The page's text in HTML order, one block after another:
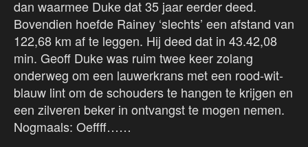
dan waarmee Duke dat 35 jaar eerder deed.
Bovendien hoefde Rainey ‘slechts’ een afstand van
122,68 km af te leggen. Hij deed dat in 43.42,08
min. Geoff Duke was ruim twee keer zolang
onderweg om een lauwerkrans met een rood-wit-
blauw lint om de schouders te hangen te krijgen en
een zilveren beker in ontvangst te mogen nemen.
Nogmaals: Oeffff……